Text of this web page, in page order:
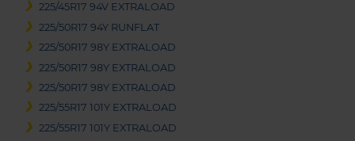
225/45R17 94V EXTRALOAD
225/50R17 94Y RUNFLAT
225/50R17 98Y EXTRALOAD
225/50R17 98Y EXTRALOAD
225/50R17 98Y EXTRALOAD
225/55R17 101Y EXTRALOAD
225/55R17 101Y EXTRALOAD